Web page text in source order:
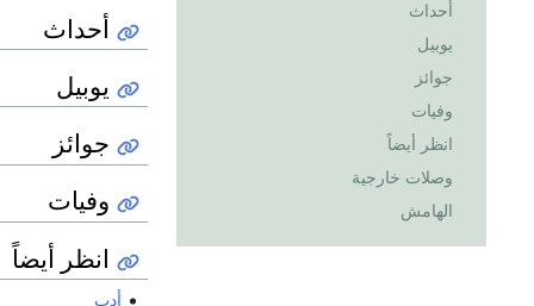
أحداث
يوبيل
جوائز
وفيات
انظر أيضاً
وصلات خارجية
الهامش
أحداث
يوبيل
جوائز
وفيات
انظر أيضاً
أدب